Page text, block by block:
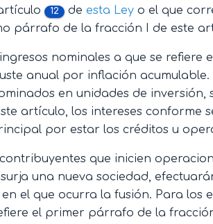
12 deesta Ley o el que
párrafo de la fracción I de este
nominales a que se refiere
anual por inflación
en unidades de
artículo, los intereses conforme
por estar los créditos u
que inicien
una nueva sociedad,
en el que ocurra la fusión. Para los
el primer párrafo de la